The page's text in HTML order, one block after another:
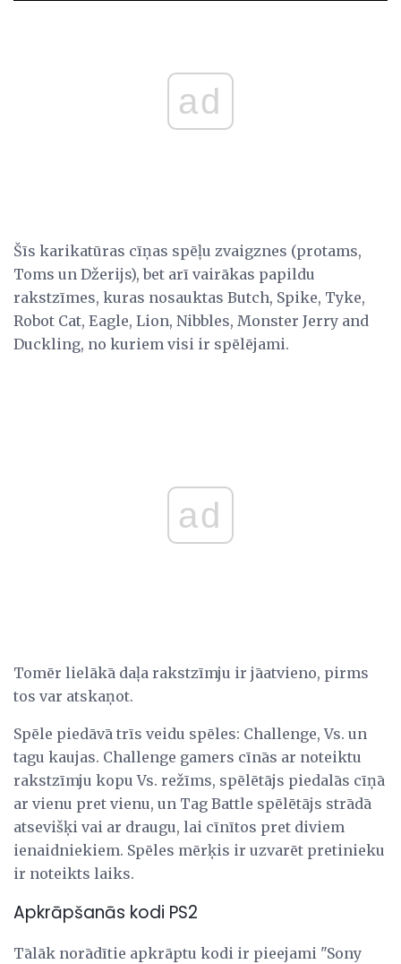
ad
Šīs karikatūras cīņas spēļu zvaigznes (protams,
Toms un Džerijs), bet arī vairākas papildu
rakstzīmes, kuras nosauktas Butch, Spike, Tyke,
Robot Cat, Eagle, Lion, Nibbles, Monster Jerry and
Duckling, no kuriem visi ir spēlējami.
ad
Tomēr lielākā daļa rakstzīmju ir jāatvieno, pirms
tos var atskaņot.
Spēle piedāvā trīs veidu spēles: Challenge, Vs. un
tagu kaujas. Challenge gamers cīnās ar noteiktu
rakstzīmju kopu Vs. režīms, spēlētājs piedalās cīņā
ar vienu pret vienu, un Tag Battle spēlētājs strādā
atsevišķi vai ar draugu, lai cīnītos pret diviem
ienaidniekiem. Spēles mērķis ir uzvarēt pretinieku
ir noteikts laiks.
Apkrāpšanās kodi PS2
Tālāk norādītie apkrāptu kodi ir pieejami "Sony